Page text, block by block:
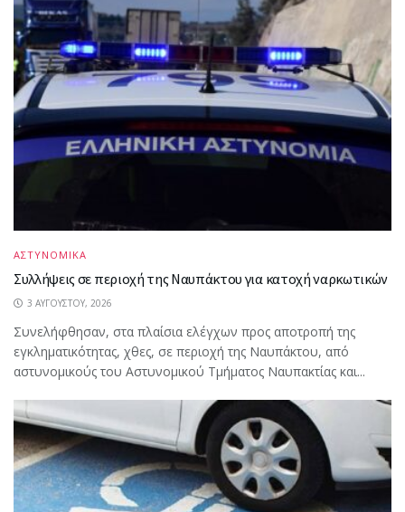
ΑΣΤΥΝΟΜΙΚΑ
Συλλήψεις σε περιοχή της Ναυπάκτου για κατοχή ναρκωτικών
3 ΑΥΓΟΎΣΤΟΥ, 2026
Συνελήφθησαν, στα πλαίσια ελέγχων προς αποτροπή της
εγκληματικότητας, χθες, σε περιοχή της Ναυπάκτου, από
αστυνομικούς του Αστυνομικού Τμήματος Ναυπακτίας και...